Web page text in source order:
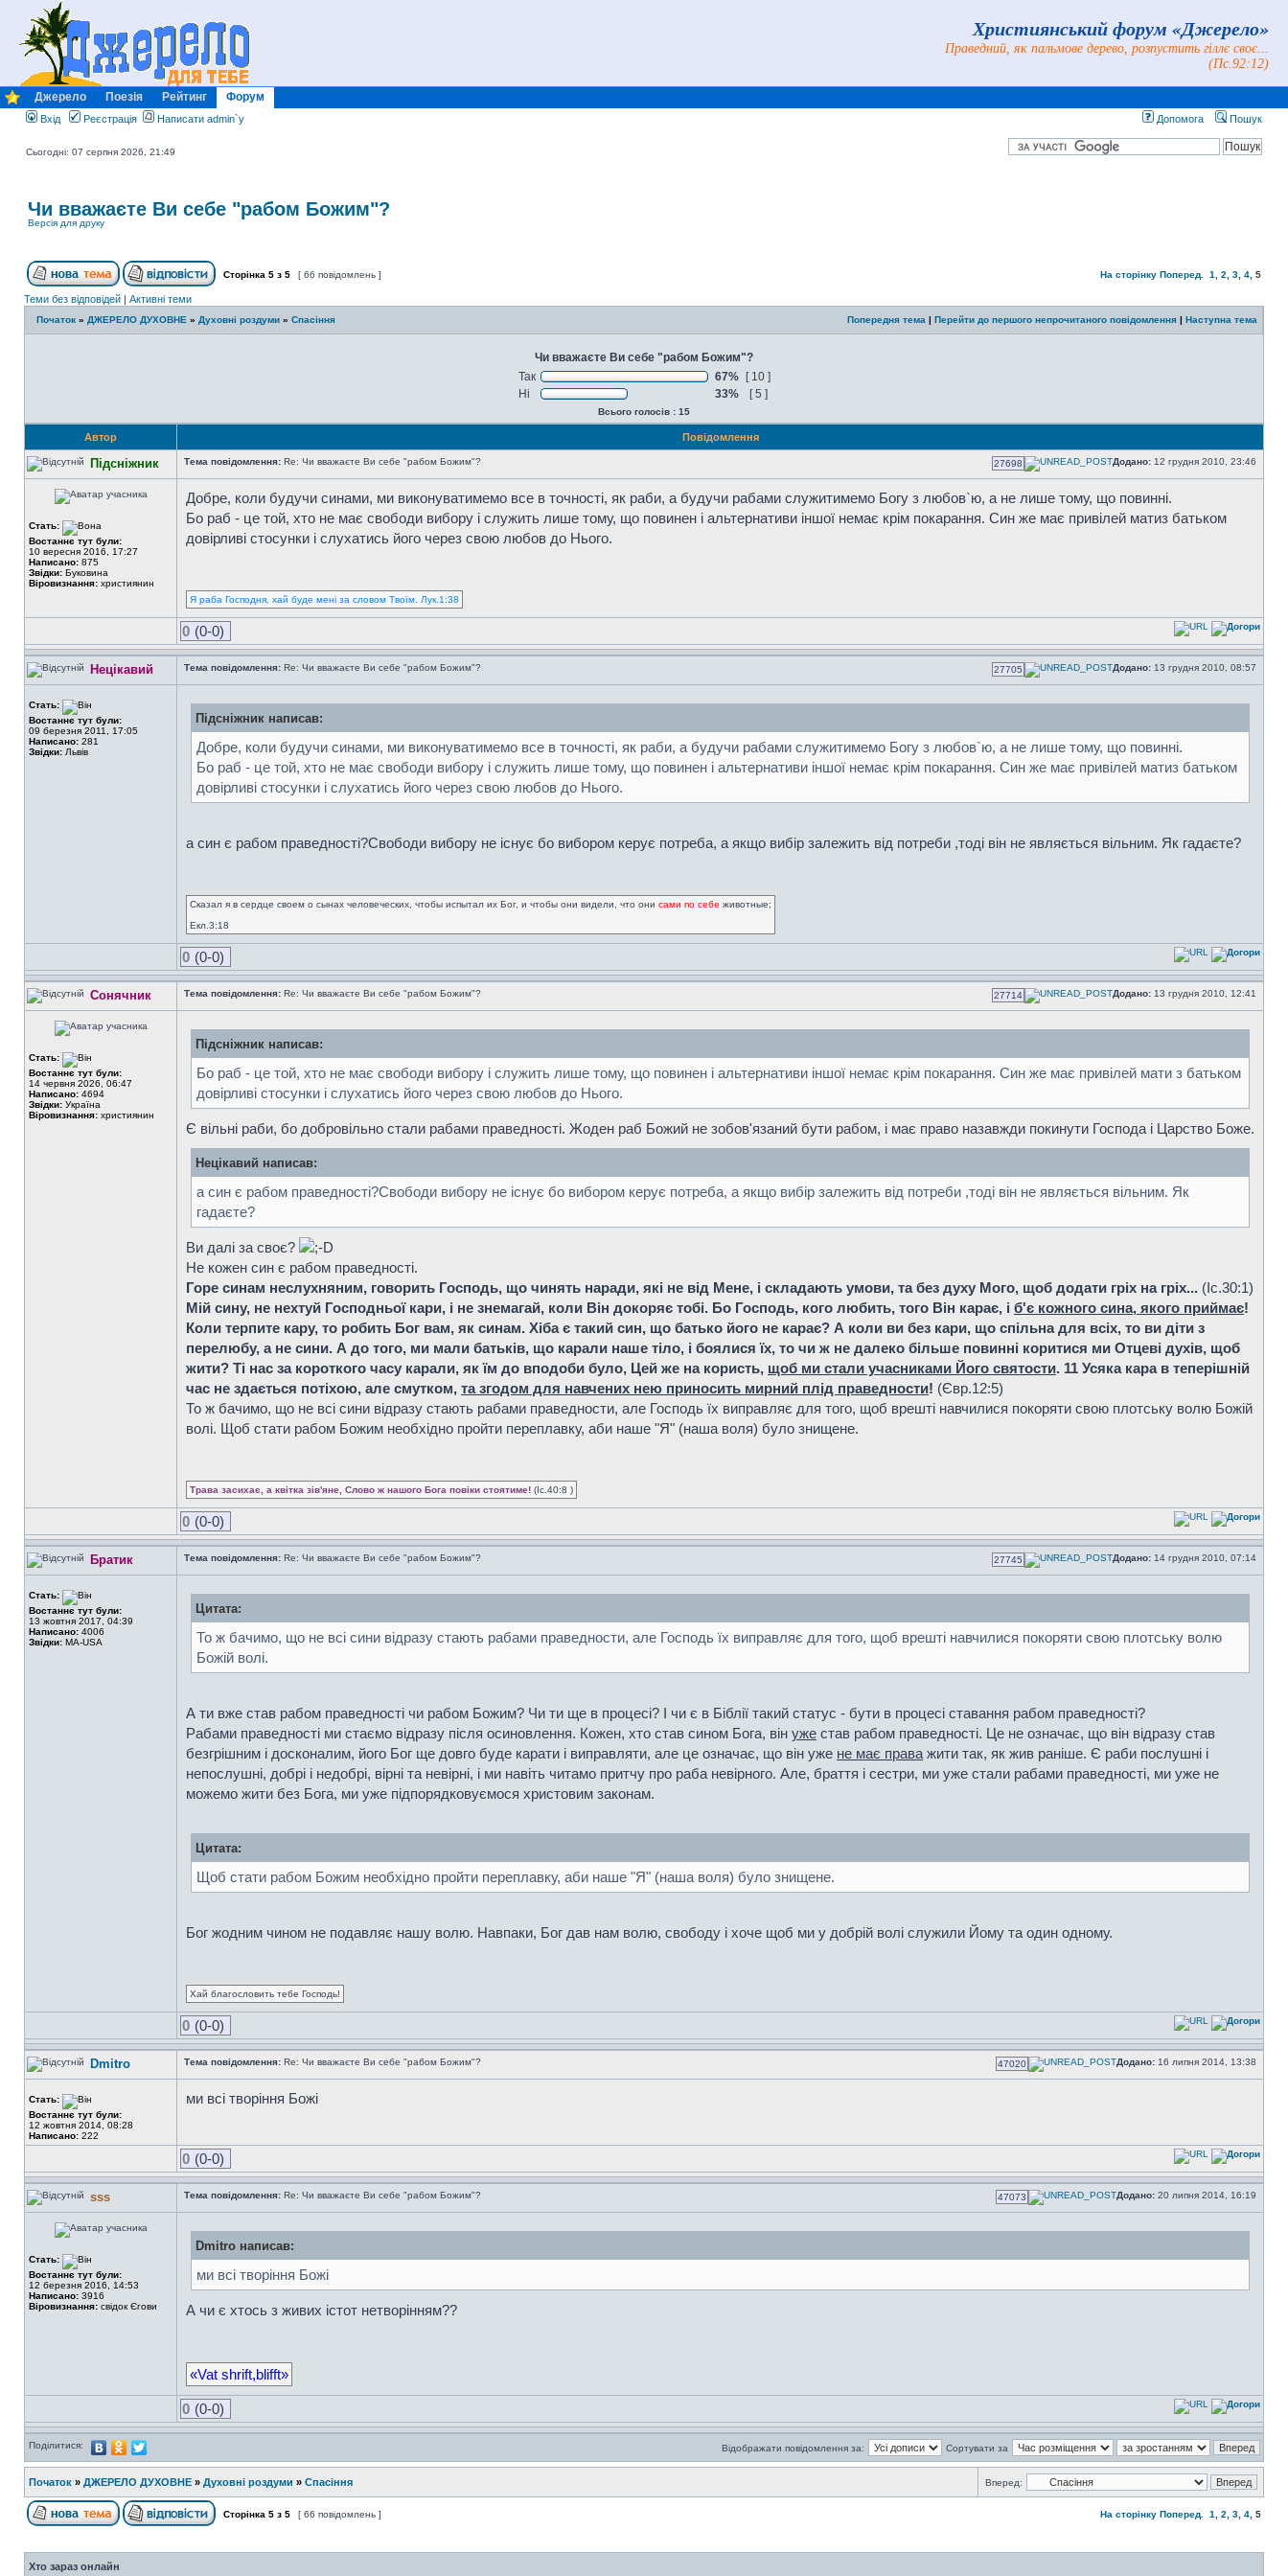
Християнський форум «Джерело»
Праведний, як пальмове дерево, розпустить гіллє своє...
(Пс.92:12)
Джерело Поезія Рейтинг Форум
Вхід Реєстрація Написати admin`у Допомога Пошук
Сьогодні: 07 серпня 2026, 21:49
Чи вважаєте Ви себе "рабом Божим"?
Версія для друку
Сторінка 5 з 5 [ 66 повідомлень ] На сторінку Поперед. 1 2 3 4 5
Теми без відповідей | Активні теми
Початок » ДЖЕРЕЛО ДУХОВНЕ » Духовні роздуми » Спасіння Попередня тема | Перейти до першого непрочитаного повідомлення | Наступна тема
Чи вважаєте Ви себе "рабом Божим"?
Так
67%
[ 10 ]
Ні
33% [ 5 ]
Всього голосів : 15
Автор Повідомлення
Підсніжник Тема повідомлення: Re: Чи вважаєте Ви себе "рабом Божим"? 27698 Додано: 12 грудня 2010, 23:46
Стать:
Востаннє тут були:
10 вересня 2016, 17:27
Написано: 875
Звідки: Буковина
Віровизнання: християнин
Добре, коли будучи синами, ми виконуватимемо все в точності, як раби, а будучи рабами служитимемо Богу з любов`ю, а не лише тому, що повинні.
Бо раб - це той, хто не має свободи вибору і служить лише тому, що повинен і альтернативи іншої немає крім покарання. Син же має привілей матиз батьком
довірливі стосунки і слухатись його через свою любов до Нього.
Я раба Господня, хай буде мені за словом Твоїм. Лук.1:38
0 (0-0)
Нецікавий Тема повідомлення: Re: Чи вважаєте Ви себе "рабом Божим"? 27705 Додано: 13 грудня 2010, 08:57
Стать:
Востаннє тут були:
09 березня 2011, 17:05
Написано: 281
Звідки: Львів
Підсніжник написав:
Добре, коли будучи синами, ми виконуватимемо все в точності, як раби, а будучи рабами служитимемо Богу з любов`ю, а не лише тому, що повинні.
Бо раб - це той, хто не має свободи вибору і служить лише тому, що повинен і альтернативи іншої немає крім покарання. Син же має привілей матиз батьком
довірливі стосунки і слухатись його через свою любов до Нього.
а син є рабом праведності?Свободи вибору не існує бо вибором керує потреба, а якщо вибір залежить від потреби ,тоді він не являється вільним. Як гадаєте?
Сказал я в сердце своем о сынах человеческих, чтобы испытал их Бог, и чтобы они видели, что они сами по себе животные;
Екл.3:18
0 (0-0)
Сонячник Тема повідомлення: Re: Чи вважаєте Ви себе "рабом Божим"? 27714 Додано: 13 грудня 2010, 12:41
Стать:
Востаннє тут були:
14 червня 2026, 06:47
Написано: 4694
Звідки: Україна
Віровизнання: християнин
Підсніжник написав:
Бо раб - це той, хто не має свободи вибору і служить лише тому, що повинен і альтернативи іншої немає крім покарання. Син же має привілей мати з батьком
довірливі стосунки і слухатись його через свою любов до Нього.
Є вільні раби, бо добровільно стали рабами праведності. Жоден раб Божий не зобов'язаний бути рабом, і має право назавжди покинути Господа і Царство Боже.
Нецікавий написав:
а син є рабом праведності?Свободи вибору не існує бо вибором керує потреба, а якщо вибір залежить від потреби ,тоді він не являється вільним. Як
гадаєте?
Ви далі за своє?
Не кожен син є рабом праведності.
Горе синам неслухняним, говорить Господь, що чинять наради, які не від Мене, і складають умови, та без духу Мого, щоб додати гріх на гріх... (Iс.30:1)
Мій сину, не нехтуй Господньої кари, і не знемагай, коли Він докоряє тобі. Бо Господь, кого любить, того Він карає, і б'є кожного сина, якого приймає!
Коли терпите кару, то робить Бог вам, як синам. Хіба є такий син, що батько його не карає? А коли ви без кари, що спільна для всіх, то ви діти з
перелюбу, а не сини. А до того, ми мали батьків, що карали наше тіло, і боялися їх, то чи ж не далеко більше повинні коритися ми Отцеві духів, щоб
жити? Ті нас за короткого часу карали, як їм до вподоби було, Цей же на користь, щоб ми стали учасниками Його святости. 11 Усяка кара в теперішній
час не здається потіхою, але смутком, та згодом для навчених нею приносить мирний плід праведности! (Євр.12:5)
То ж бачимо, що не всі сини відразу стають рабами праведности, але Господь їх виправляє для того, щоб врешті навчилися покоряти свою плотську волю Божій
волі. Щоб стати рабом Божим необхідно пройти переплавку, аби наше "Я" (наша воля) було знищене.
Трава засихає, а квітка зів'яне, Слово ж нашого Бога повіки стоятиме! (Іс.40:8 )
0 (0-0)
Братик Тема повідомлення: Re: Чи вважаєте Ви себе "рабом Божим"? 27745 Додано: 14 грудня 2010, 07:14
Стать:
Востаннє тут були:
13 жовтня 2017, 04:39
Написано: 4006
Звідки: MA-USA
Цитата:
То ж бачимо, що не всі сини відразу стають рабами праведности, але Господь їх виправляє для того, щоб врешті навчилися покоряти свою плотську волю
Божій волі.
А ти вже став рабом праведності чи рабом Божим? Чи ти ще в процесі? І чи є в Біблії такий статус - бути в процесі ставання рабом праведності?
Рабами праведності ми стаємо відразу після осиновлення. Кожен, хто став сином Бога, він уже став рабом праведності. Це не означає, що він відразу став
безгрішним і досконалим, його Бог ще довго буде карати і виправляти, але це означає, що він уже не має права жити так, як жив раніше. Є раби послушні і
непослушні, добрі і недобрі, вірні та невірні, і ми навіть читамо притчу про раба невірного. Але, браття і сестри, ми уже стали рабами праведності, ми уже не
можемо жити без Бога, ми уже підпорядковуємося христовим законам.
Цитата:
Щоб стати рабом Божим необхідно пройти переплавку, аби наше "Я" (наша воля) було знищене.
Бог жодним чином не подавляє нашу волю. Навпаки, Бог дав нам волю, свободу і хоче щоб ми у добрій волі служили Йому та один одному.
Хай благословить тебе Господь!
0 (0-0)
Dmitro Тема повідомлення: Re: Чи вважаєте Ви себе "рабом Божим"? 47020 Додано: 16 липня 2014, 13:38
Стать:
Востаннє тут були:
12 жовтня 2014, 08:28
Написано: 222
ми всі творіння Божі
0 (0-0)
sss Тема повідомлення: Re: Чи вважаєте Ви себе "рабом Божим"? 47073 Додано: 20 липня 2014, 16:19
Стать:
Востаннє тут були:
12 березня 2016, 14:53
Написано: 3916
Віровизнання: свідок Єгови
Dmitro написав:
ми всі творіння Божі
А чи є хтось з живих істот нетворінням??
«Vat shrift,blifft»
0 (0-0)
Поділитися: Відображати повідомлення за: Сортувати за
Початок » ДЖЕРЕЛО ДУХОВНЕ » Духовні роздуми » Спасіння Вперед:
Сторінка 5 з 5 [ 66 повідомлень ] На сторінку Поперед. 1 2 3 4 5
Хто зараз онлайн